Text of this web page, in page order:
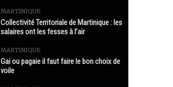
MARTINIQUE
Collectivité Territoriale de Martinique : les
salaires ont les fesses à l’air
MARTINIQUE
Gai ou pagaie il faut faire le bon choix de
voile